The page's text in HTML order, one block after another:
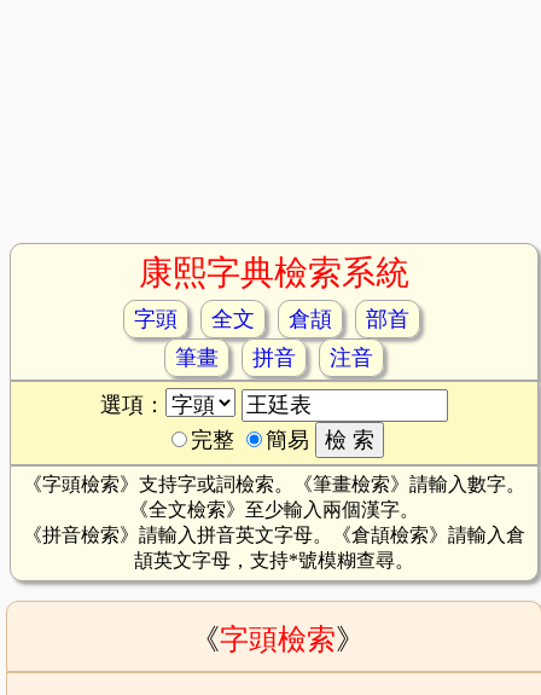
康熙字典檢索系統
字頭 全文 倉頡
部首
筆畫
拼音
注音
選項：
完整
簡易
《字頭檢索》支持字或詞檢索。《筆畫檢索》請輸入數字。
《全文檢索》至少輸入兩個漢字。
《拼音檢索》請輸入拼音英文字母。《倉頡檢索》請輸入倉
頡英文字母，支持*號模糊查尋。
《字頭檢索》